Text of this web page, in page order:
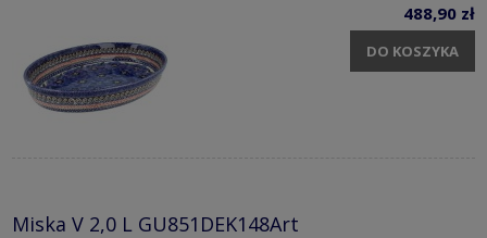
488,90 zł
DO KOSZYKA
Miska V 2,0 L GU851DEK148Art